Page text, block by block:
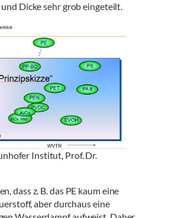
Dicke sehr grob eingeteilt.
Institut, Prof. Dr.
dass z. B. das PE kaum eine
aber durchaus eine